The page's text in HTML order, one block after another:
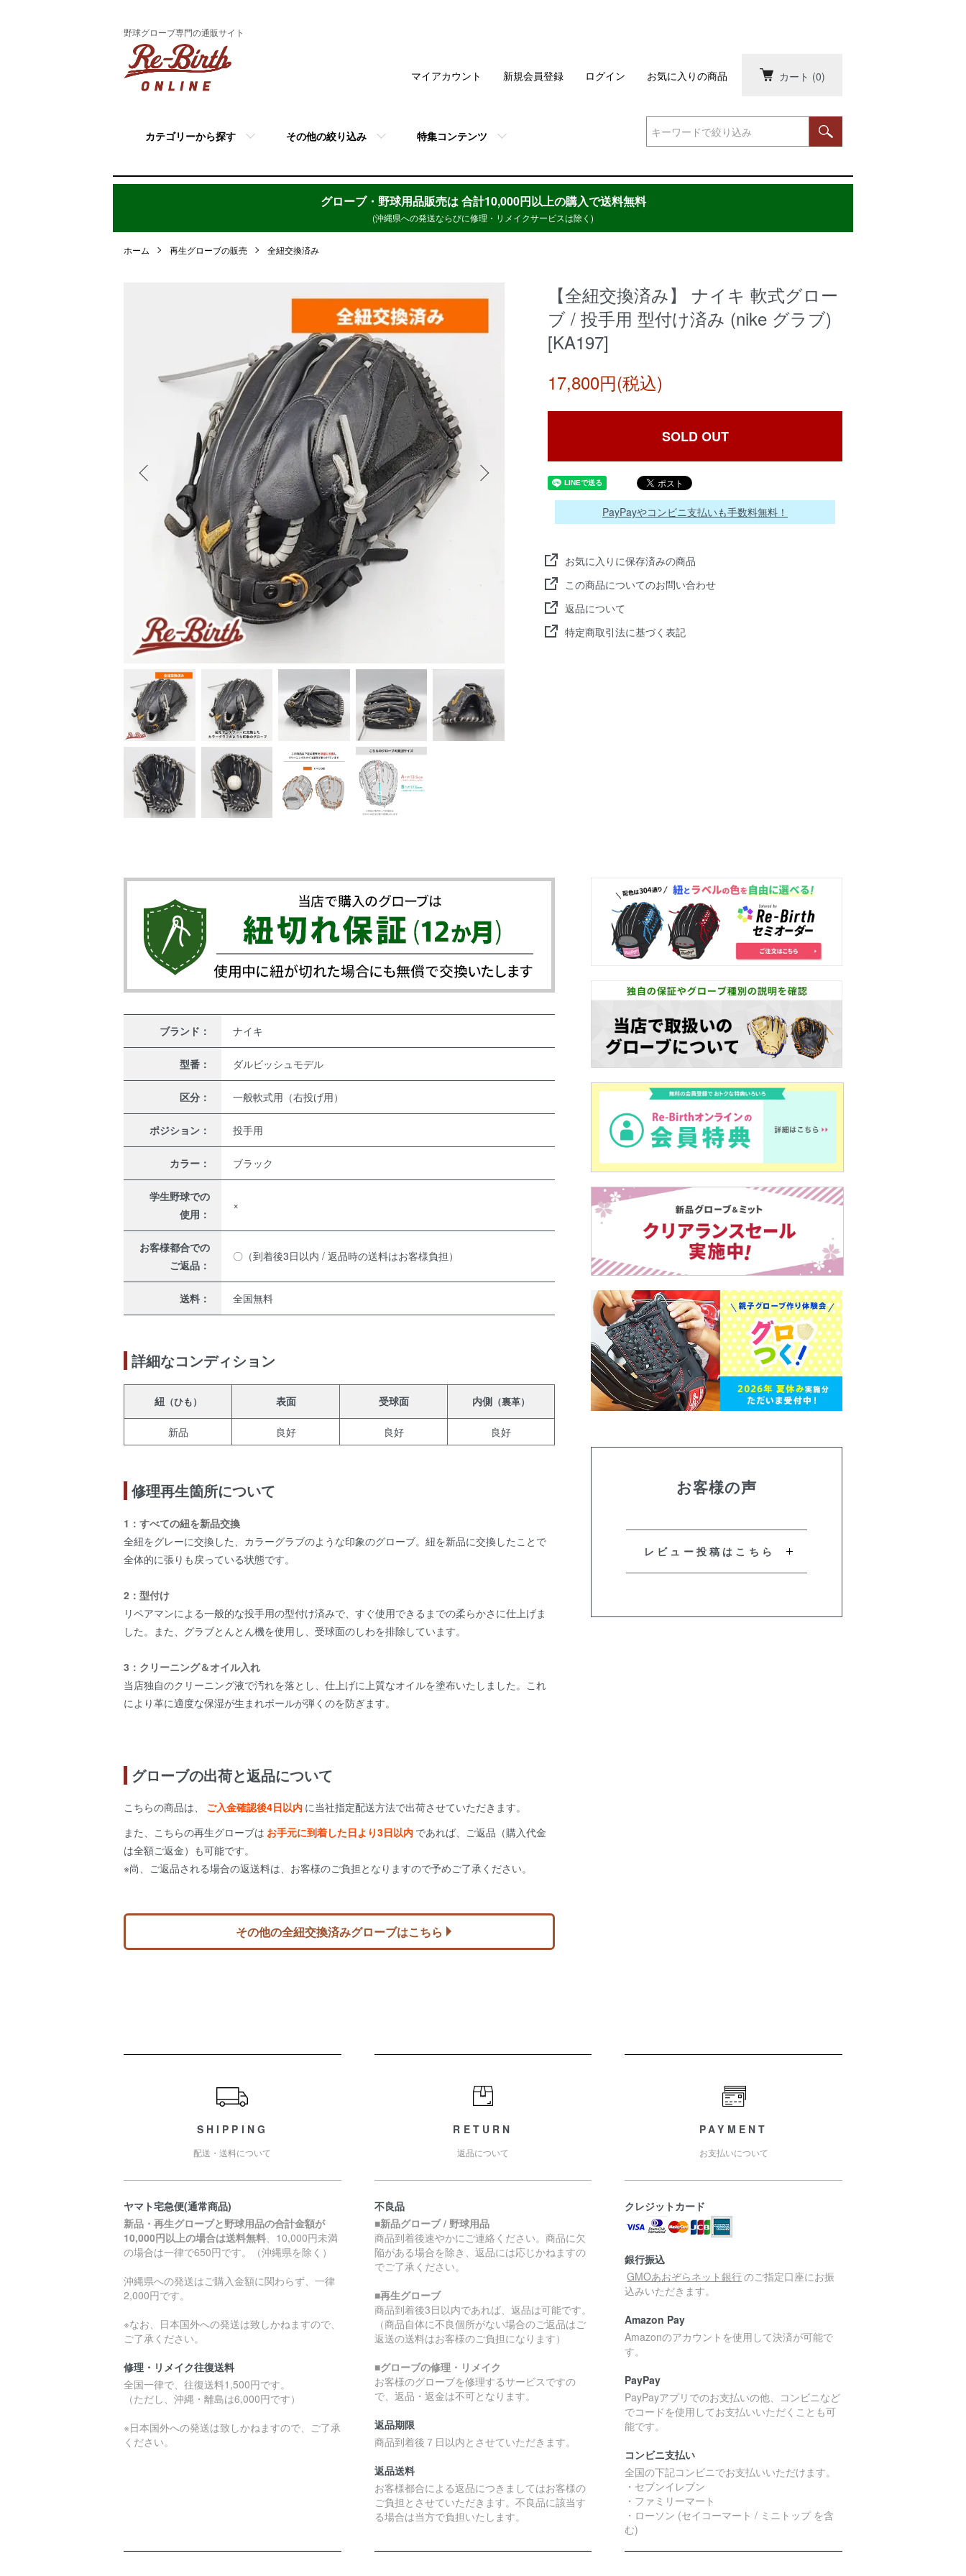
野球グローブ専門の通販サイト
カート (0)
カテゴリーから探す その他の絞り込み 特集コンテンツ
マイアカウント 新規会員登録 ログイン お気に入りの商品
グローブ・野球用品販売は合計10,000円以上の購入で送料無料
(沖縄県への発送ならびに修理・リメイクサービスは除く)
ホーム 再生グローブの販売 全紐交換済み
【全紐交換済み】 ナイキ 軟式グロー
ブ / 投手用 型付け済み (nike グラブ)
[KA197]
17,800円(税込)
SOLD OUT
PayPayやコンビニ支払いも手数料無料！
お気に入りに保存済みの商品
この商品についてのお問い合わせ
返品について
特定商取引法に基づく表記
ブランド： ナイキ
型番： ダルビッシュモデル
区分： 一般軟式用（右投げ用）
ポジション： 投手用
カラー： ブラック
学生野球での
使用：
×
お客様都合での
ご返品：
〇（到着後3日以内 / 返品時の送料はお客様負担）
送料： 全国無料
詳細なコンディション
紐（ひも） 表面 受球面 内側 （裏革）
新品 良好 良好 良好
修理再生箇所について
1：すべての紐を新品交換
全紐をグレーに交換した、カラーグラブのような印象のグローブ。紐を新品に交換したことで
全体的に張りも戻っている状態です。
2：型付け
リペアマンによる一般的な投手用の型付け済みで、すぐ使用できるまでの柔らかさに仕上げま
した。また、グラブとんとん機を使用し、受球面のしわを排除しています。
3：クリーニング＆オイル入れ
当店独自のクリーニング液で汚れを落とし、仕上げに上質なオイルを塗布いたしました。これ
により革に適度な保湿が生まれボールが弾くのを防ぎます。
グローブの出荷と返品について
こちらの商品は、 ご入金確認後4日以内 に当社指定配送方法で出荷させていただきます。
また、こちらの再生グローブは お手元に到着した日より3日以内 であれば、ご返品（購入代金
は全額ご返金）も可能です。
※尚、ご返品される場合の返送料は、お客様のご負担となりますので予めご了承ください。
その他の全紐交換済みグローブはこちら
お客様の声
レビュー投稿はこちら
SHIPPING
配送・送料について
ヤマト宅急便(通常商品)
新品・再生グローブと野球用品の合計金額が
10,000円以上の場合は送料無料、10,000円未満
の場合は一律で650円です。（沖縄県を除く）
沖縄県への発送はご購入金額に関わらず、一律
2,000円です。
※なお、日本国外への発送は致しかねますので、
ご了承ください。
修理・リメイク往復送料
全国一律で、往復送料1,500円です。
（ただし、沖縄・離島は6,000円です）
※日本国外への発送は致しかねますので、ご了承
ください。
RETURN
返品について
不良品
■新品グローブ / 野球用品
商品到着後速やかにご連絡ください。商品に欠
陥がある場合を除き、返品には応じかねますの
でご了承ください。
■再生グローブ
商品到着後3日以内であれば、返品は可能です。
（商品自体に不良個所がない場合のご返品はご
返送の送料はお客様のご負担になります）
■グローブの修理・リメイク
お客様のグローブを修理するサービスですの
で、返品・返金は不可となります。
返品期限
商品到着後７日以内とさせていただきます。
返品送料
お客様都合による返品につきましてはお客様の
ご負担とさせていただきます。不良品に該当す
る場合は当方で負担いたします。
PAYMENT
お支払いについて
クレジットカード
銀行振込
GMOあおぞらネット銀行のご指定口座にお振
込みいただきます。
Amazon Pay
Amazonのアカウントを使用して決済が可能で
す。
PayPay
PayPayアプリでのお支払いの他、コンビニなど
でコードを使用してお支払いいただくことも可
能です。
コンビニ支払い
全国の下記コンビニでお支払いいただけます。
・セブンイレブン
・ファミリーマート
・ローソン (セイコーマート / ミニトップ を含
む)